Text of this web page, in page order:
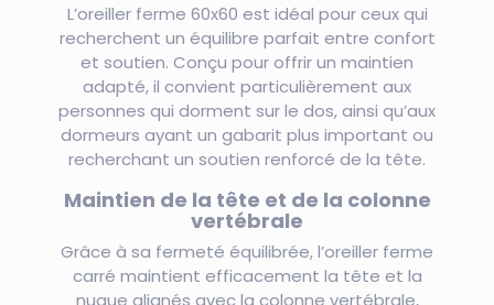
L’oreiller ferme 60x60 est idéal pour ceux qui
recherchent un équilibre parfait entre confort
et soutien. Conçu pour offrir un maintien
adapté, il convient particulièrement aux
personnes qui dorment sur le dos, ainsi qu’aux
dormeurs ayant un gabarit plus important ou
recherchant un soutien renforcé de la tête.
Maintien de la tête et de la colonne
vertébrale
Grâce à sa fermeté équilibrée, l’oreiller ferme
carré maintient efficacement la tête et la
nuque alignés avec la colonne vertébrale,